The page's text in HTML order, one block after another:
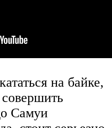
на байке,
Самуи